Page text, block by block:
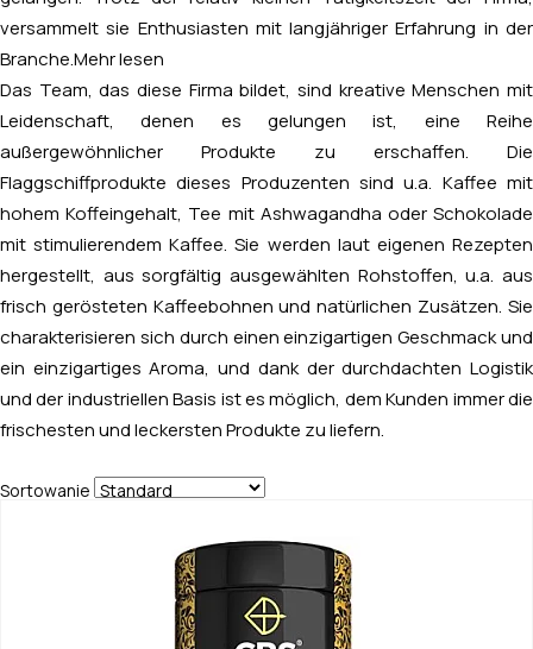
versammelt sie Enthusiasten mit langjähriger Erfahrung in der
Branche. Mehr lesen
Das Team, das diese Firma bildet, sind kreative Menschen mit
Leidenschaft, denen es gelungen ist, eine Reihe
außergewöhnlicher Produkte zu erschaffen. Die
Flaggschiffprodukte dieses Produzenten sind u.a. Kaffee mit
hohem Koffeingehalt, Tee mit Ashwagandha oder Schokolade
mit stimulierendem Kaffee. Sie werden laut eigenen Rezepten
hergestellt, aus sorgfältig ausgewählten Rohstoffen, u.a. aus
frisch gerösteten Kaffeebohnen und natürlichen Zusätzen. Sie
charakterisieren sich durch einen einzigartigen Geschmack und
ein einzigartiges Aroma, und dank der durchdachten Logistik
und der industriellen Basis ist es möglich, dem Kunden immer die
frischesten und leckersten Produkte zu liefern.
Sortowanie